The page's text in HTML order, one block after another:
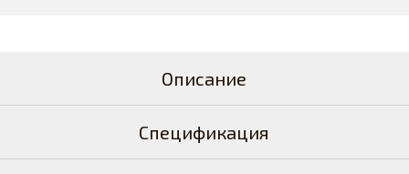
Описание
Спецификация